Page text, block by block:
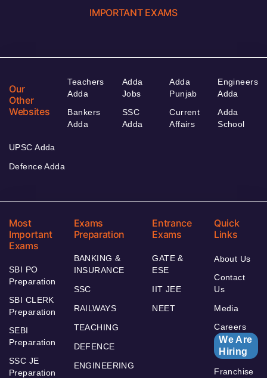
IMPORTANT EXAMS
Our
Other
Websites
Teachers
Adda
Bankers
Adda
Adda
Jobs
SSC
Adda
Adda
Punjab
Current
Affairs
Engineers
Adda
Adda
School
UPSC Adda
Defence Adda
Most
Important
Exams
SBI PO
Preparation
SBI CLERK
Preparation
SEBI
Preparation
SSC JE
Preparation
Exams
Preparation
BANKING &
INSURANCE
SSC
RAILWAYS
TEACHING
DEFENCE
ENGINEERING
Entrance
Exams
GATE &
ESE
IIT JEE
NEET
Quick
Links
About Us
Contact
Us
Media
Careers
We Are
Hiring
Franchise